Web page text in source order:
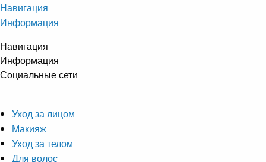
Навигация
Информация
Навигация
Информация
Социальные сети
Уход за лицом
Макияж
Уход за телом
Для волос